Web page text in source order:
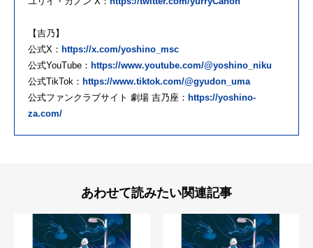
【吉乃】
公式X： https://x.com/yoshino_msc
公式YouTube： https://www.youtube.com/@yoshino_niku
公式TikTok： https://www.tiktok.com/@gyudon_uma
公式ファンクラブサイト 劇場 吉乃座： https://yoshino-
za.com/
あわせて読みたい関連記事